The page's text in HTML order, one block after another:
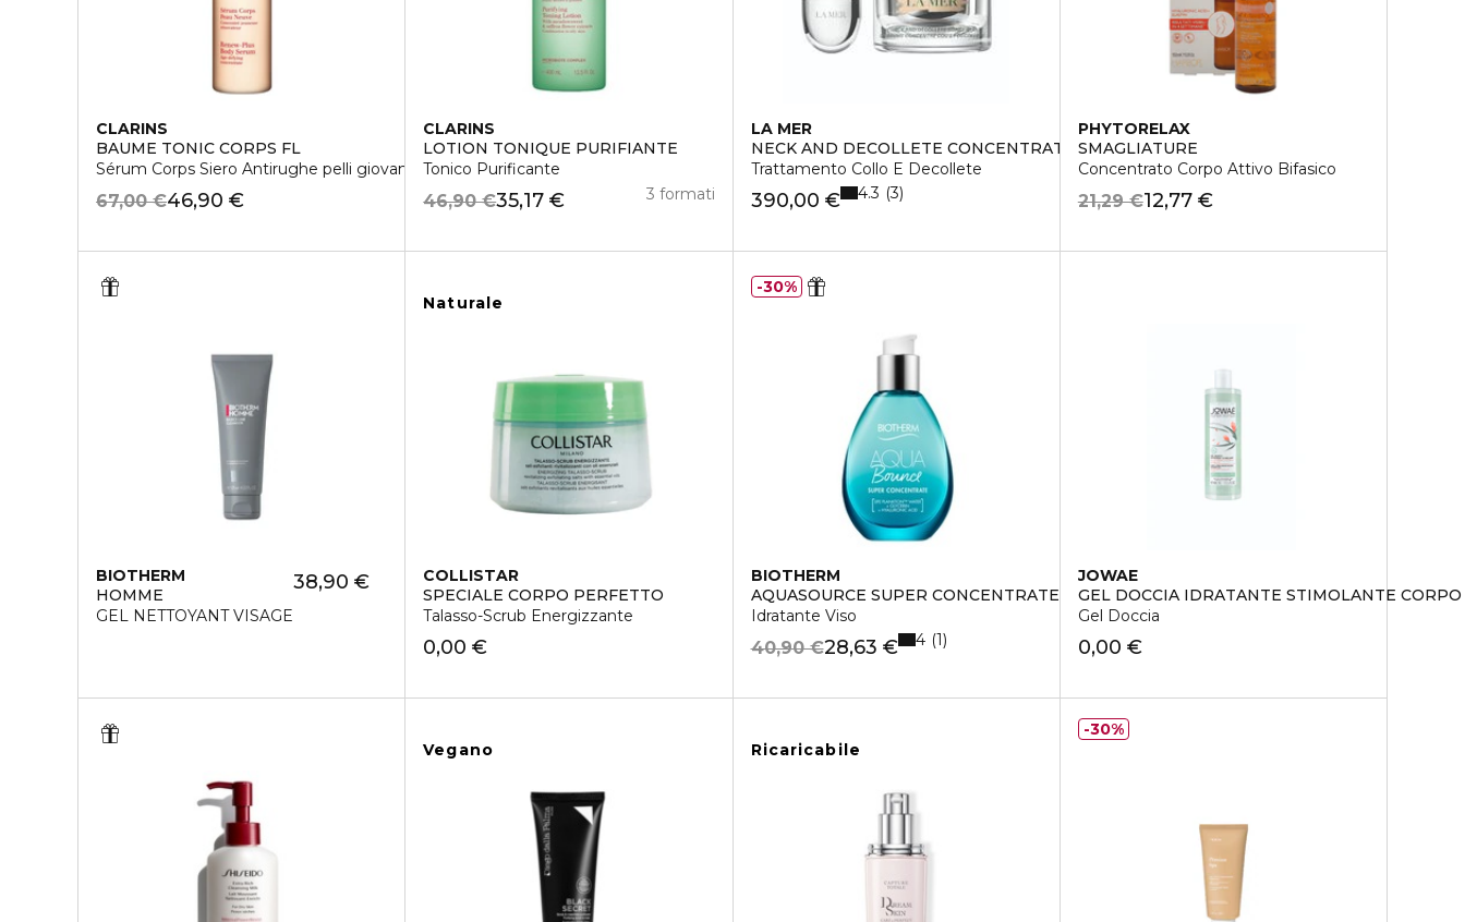
CLARINS
BAUME TONIC CORPS FL
Sérum Corps Siero Antirughe pelli giovani
46,90 €
67,00 €
CLARINS
LOTION TONIQUE PURIFIANTE
Tonico Purificante
35,17 €
46,90 € 3 formati
LA MER
NECK AND DECOLLETE CONCENTRATE
Trattamento Collo E Decollete
390,00 € 4.3 3
PHYTORELAX
SMAGLIATURE
Concentrato Corpo Attivo Bifasico
12,77 €
21,29 €
BIOTHERM
HOMME
GEL NETTOYANT VISAGE
38,90 €
Naturale
COLLISTAR
SPECIALE CORPO PERFETTO
Talasso-Scrub Energizzante
0,00 €
BIOTHERM
AQUASOURCE SUPER CONCENTRATES BOUNCE
Idratante Viso
28,63 €
40,90 € 4 1
30%
JOWAE
GEL DOCCIA IDRATANTE STIMOLANTE
Gel Doccia
0,00 €
Vegano Ricaricabile
30%